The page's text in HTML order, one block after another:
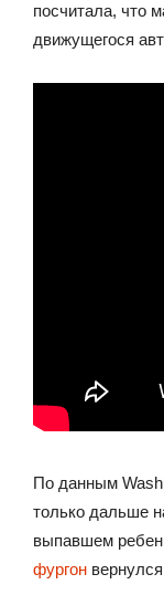
посчитала, что
движущегося
По данным
только дальше
выпавшем
фургон